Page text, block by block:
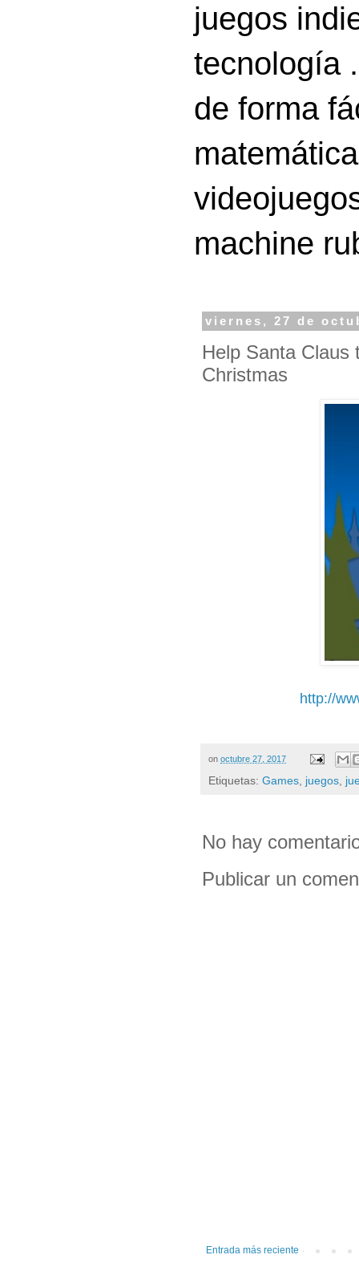
juegos
tecnología
de forma
machine
viernes, 27 de
Help Santa Claus
Christmas
http://
on octubre 27, 2017
Etiquetas: Games juegos
No hay
Publicar un
Entrada más reciente